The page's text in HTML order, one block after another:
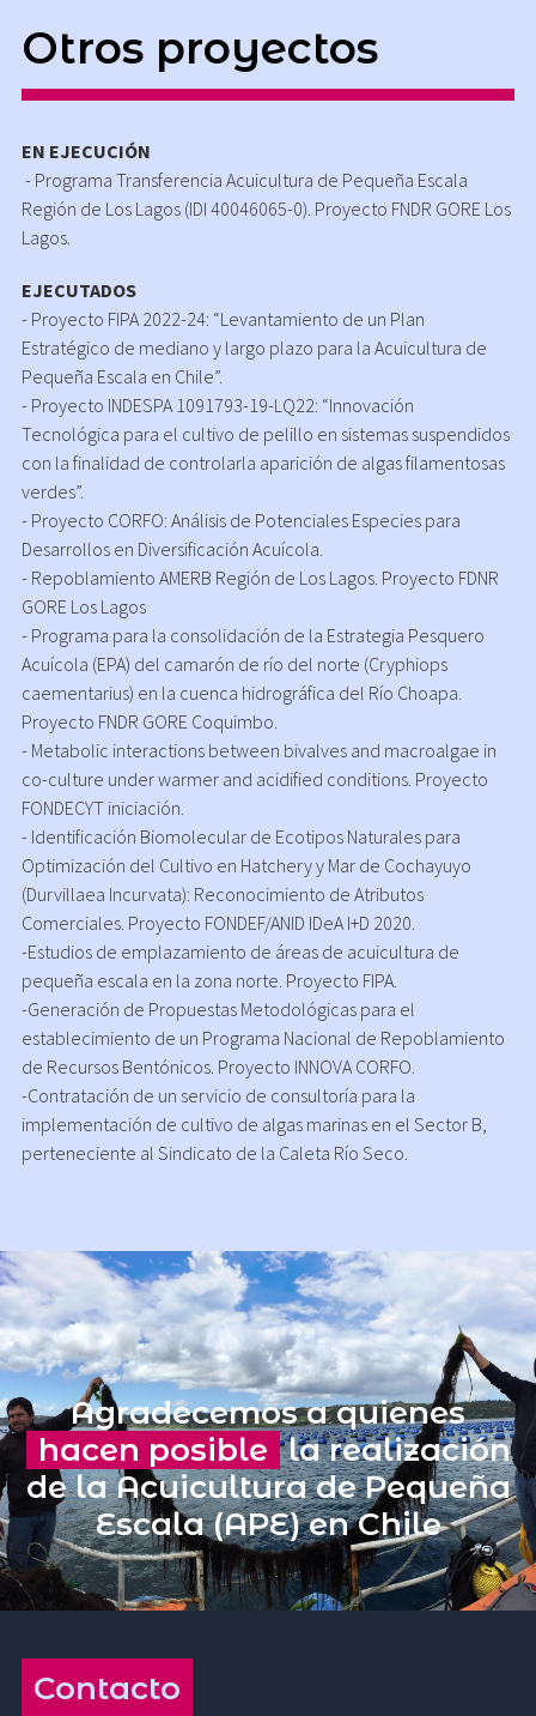
Otros proyectos
EN EJECUCIÓN
- Programa Transferencia Acuicultura de Pequeña Escala
Región de Los Lagos (IDI 40046065-0). Proyecto FNDR GORE Los
Lagos.
EJECUTADOS
- Proyecto FIPA 2022-24: “Levantamiento de un Plan
Estratégico de mediano y largo plazo para la Acuicultura de
Pequeña Escala en Chile”.
- Proyecto INDESPA 1091793-19-LQ22: “Innovación
Tecnológica para el cultivo de pelillo en sistemas suspendidos
con la finalidad de controlarla aparición de algas filamentosas
verdes”.
- Proyecto CORFO: Análisis de Potenciales Especies para
Desarrollos en Diversificación Acuícola.
- Repoblamiento AMERB Región de Los Lagos. Proyecto FDNR
GORE Los Lagos
- Programa para la consolidación de la Estrategia Pesquero
Acuícola (EPA) del camarón de río del norte (Cryphiops
caementarius) en la cuenca hidrográfica del Río Choapa.
Proyecto FNDR GORE Coquimbo.
- Metabolic interactions between bivalves and macroalgae in
co-culture under warmer and acidified conditions. Proyecto
FONDECYT iniciación.
- Identificación Biomolecular de Ecotipos Naturales para
Optimización del Cultivo en Hatchery y Mar de Cochayuyo
(Durvillaea Incurvata): Reconocimiento de Atributos
Comerciales. Proyecto FONDEF/ANID IDeA I+D 2020.
-Estudios de emplazamiento de áreas de acuicultura de
pequeña escala en la zona norte. Proyecto FIPA.
-Generación de Propuestas Metodológicas para el
establecimiento de un Programa Nacional de Repoblamiento
de Recursos Bentónicos. Proyecto INNOVA CORFO.
-Contratación de un servicio de consultoría para la
implementación de cultivo de algas marinas en el Sector B,
perteneciente al Sindicato de la Caleta Río Seco.
Agradecemos a quienes
hacen posible la realización
de la Acuicultura de Pequeña
Escala (APE) en Chile
Contacto